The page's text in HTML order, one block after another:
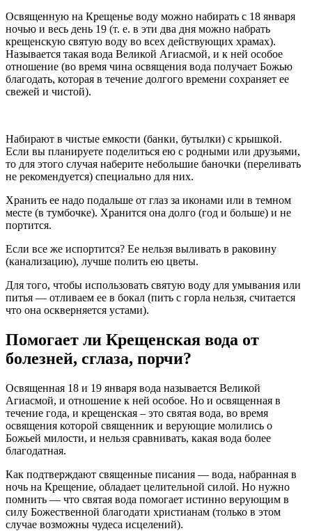
Освященную на Крещенье воду можно набирать с 18 января
ночью и весь день 19 (т. е. в эти два дня можно набрать
крещенскую святую воду во всех действующих храмах).
Называется такая вода Великой Агиасмой, и к ней особое
отношение (во время чина освящения вода получает Божью
благодать, которая в течение долгого времени сохраняет ее
свежей и чистой).
Набирают в чистые емкости (банки, бутылки) с крышкой.
Если вы планируете поделиться ею с родными или друзьями,
то для этого случая наберите небольшие баночки (переливать
не рекомендуется) специально для них.
Хранить ее надо подальше от глаз за иконами или в темном
месте (в тумбочке). Хранится она долго (год и больше) и не
портится.
Если все же испортится? Ее нельзя выливать в раковину
(канализацию), лучше полить ею цветы.
Для того, чтобы использовать святую воду для умывания или
питья — отливаем ее в бокал (пить с горла нельзя, считается
что она оскверняется устами).
Помогает ли Крещенская вода от
болезней, сглаза, порчи?
Освященная 18 и 19 января вода называется Великой
Агиасмой, и отношение к ней особое. Но и освященная в
течение года, и крещенская – это святая вода, во время
освящения которой священник и верующие молились о
Божьей милости, и нельзя сравнивать, какая вода более
благодатная.
Как подтверждают священные писания — вода, набранная в
ночь на Крещение, обладает целительной силой. Но нужно
помнить — что святая вода помогает истинно верующим в
силу Божественной благодати христианам (только в этом
случае возможны чудеса исцелений).